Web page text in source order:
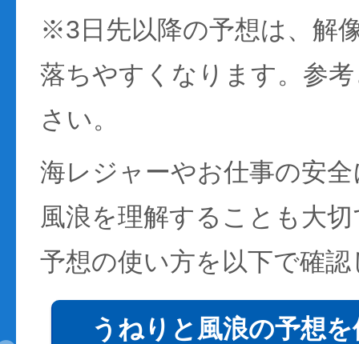
※3日先以降の予想は、解
落ちやすくなります。参
さい。
海レジャーやお仕事の安
風浪を理解することも大
予想の使い方を以下で確
うねりと風浪の予想